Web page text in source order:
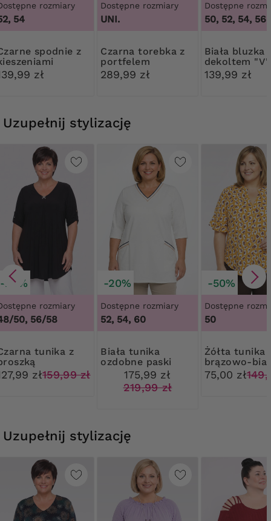
rozmiary
54
z
zł
Dostępne rozmiary
UNI.
Czarna torebka z
portfelem
289,99 zł
Dostępne
50, 52, 54, 56
Biała bluzka z
dekoltem "V"
139,99 zł
Uzupełnij stylizację
-20%
rozmiary
50, 56/58
z
zł159,99 zł
-20%
Dostępne rozmiary
52, 54, 60
Biała tunika
ozdobne paski
175,99 zł
219,99 zł
-50%
Dostępne
50
Żółta tunika
brązowo-
wzory
75,00 zł
Uzupełnij stylizację